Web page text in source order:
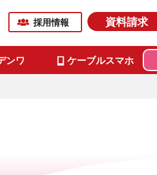
採用情報 資料請求
ンワ ケーブルスマホ